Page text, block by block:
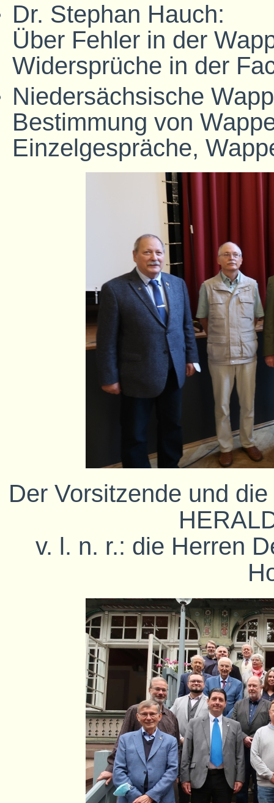
Dr. Stephan Hauch:
Über Fehler in der
Widersprüche in der
Niedersächsische
Bestimmung von
Einzelgespräche,
Der Vorsitzende und
v. l. n. r.: die Herren